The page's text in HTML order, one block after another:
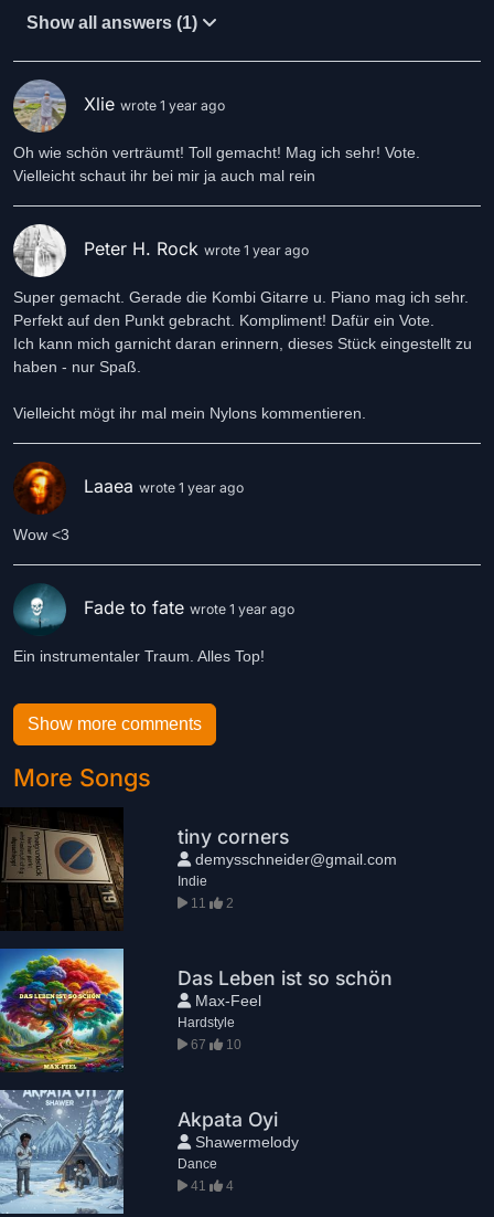
Show all answers (1)
Xlie wrote 1 year ago
Oh wie schön verträumt! Toll gemacht! Mag ich sehr! Vote.
Vielleicht schaut ihr bei mir ja auch mal rein
Peter H. Rock wrote 1 year ago
Super gemacht. Gerade die Kombi Gitarre u. Piano mag ich sehr.
Perfekt auf den Punkt gebracht. Kompliment! Dafür ein Vote.
Ich kann mich garnicht daran erinnern, dieses Stück eingestellt zu
haben - nur Spaß.
Vielleicht mögt ihr mal mein Nylons kommentieren.
Laaea wrote 1 year ago
Wow <3
Fade to fate wrote 1 year ago
Ein instrumentaler Traum. Alles Top!
Show more comments
More Songs
tiny corners
demysschneider@gmail.com
Indie
11
2
Das Leben ist so schön
Max-Feel
Hardstyle
67
10
Akpata Oyi
Shawermelody
Dance
41
4